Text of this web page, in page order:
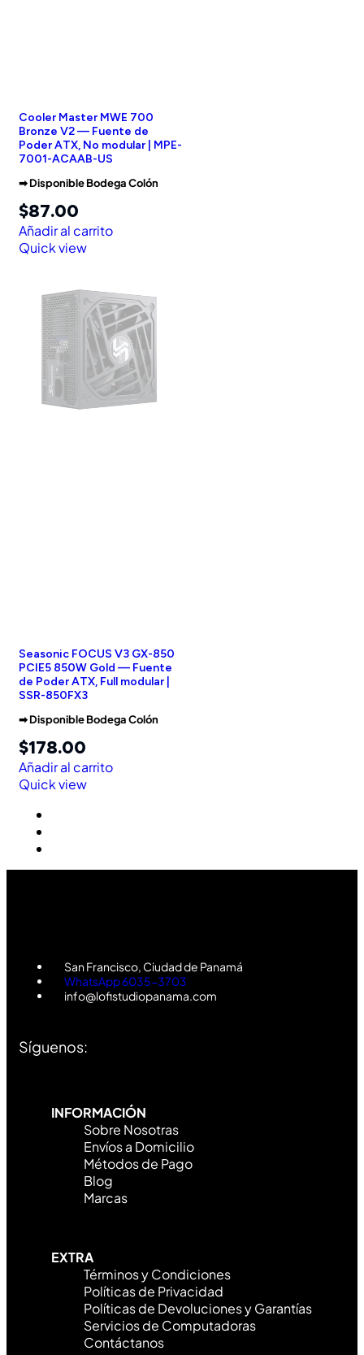
Cooler Master MWE 700
Bronze V2 — Fuente de
Poder ATX, No modular | MPE-
7001-ACAAB-US
➡︎ Disponible Bodega Colón
$87.00
Añadir al carrito
Quick view
Seasonic FOCUS V3 GX-850
PCIE5 850W Gold — Fuente
de Poder ATX, Full modular |
SSR-850FX3
➡︎ Disponible Bodega Colón
$178.00
Añadir al carrito
Quick view
info@lofistudiopanama.com
INFORMACIÓN
Sobre Nosotras
Envíos a Domicilio
Marcas
EXTRA
Términos y Condiciones
Políticas de Privacidad